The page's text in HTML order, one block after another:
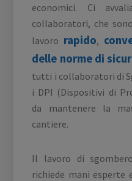
economici. Ci
collaboratori, che
lavoro rapido,
delle norme di
tutti i collaboratori di
i DPI (Dispositivi di
da mantenere la
cantiere.
Il lavoro di
richiede mani esperte